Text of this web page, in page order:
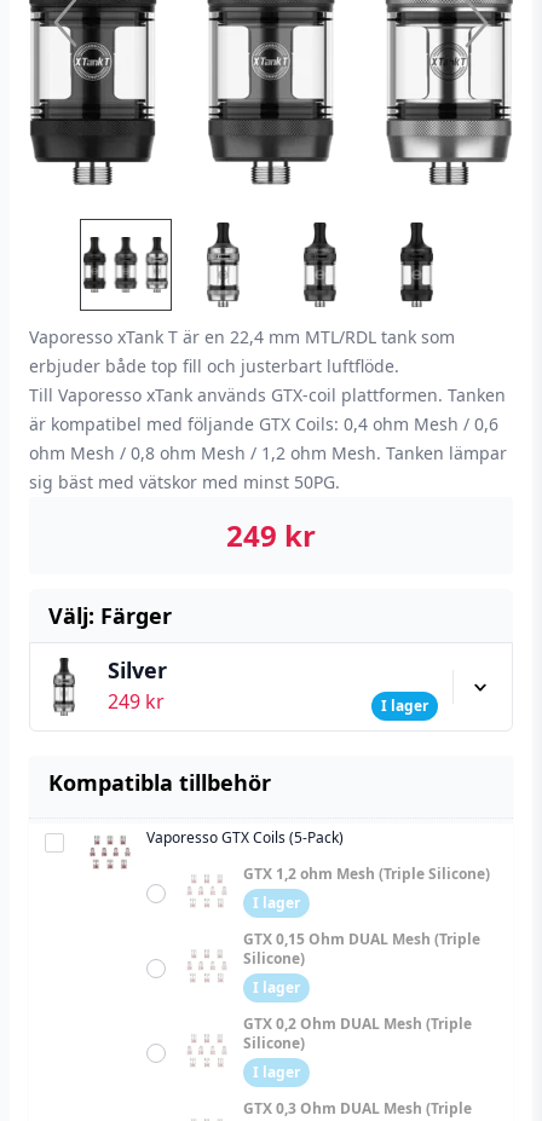
Vaporesso xTank T är en 22,4 mm MTL/RDL tank som
erbjuder både top fill och justerbart luftflöde.
Till Vaporesso xTank används GTX-coil plattformen. Tanken
är kompatibel med följande GTX Coils: 0,4 ohm Mesh / 0,6
ohm Mesh / 0,8 ohm Mesh / 1,2 ohm Mesh. Tanken lämpar
sig bäst med vätskor med minst 50PG.
249 kr
Välj: Färger
Silver
249 kr I lager
Kompatibla tillbehör
Vaporesso
Vaporesso GTX Coils (5-Pack)
GTX 1,2 ohm Mesh (Triple Silicone)
I lager
GTX 0,15 Ohm DUAL Mesh (Triple
Silicone)
I lager
GTX 0,2 Ohm DUAL Mesh (Triple
Silicone)
I lager
GTX 0,3 Ohm DUAL Mesh (Triple